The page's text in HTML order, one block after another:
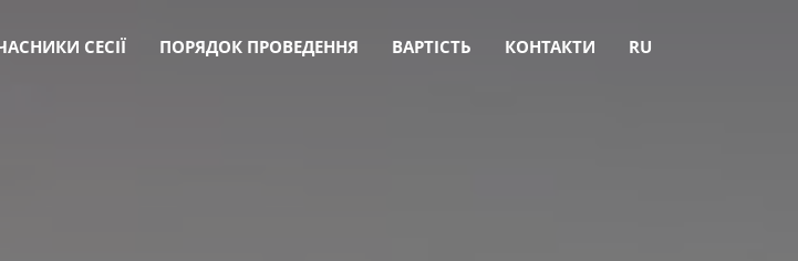
СЕСІЇ ПОРЯДОК ПРОВЕДЕННЯ ВАРТІСТЬ КОНТАКТИ RU